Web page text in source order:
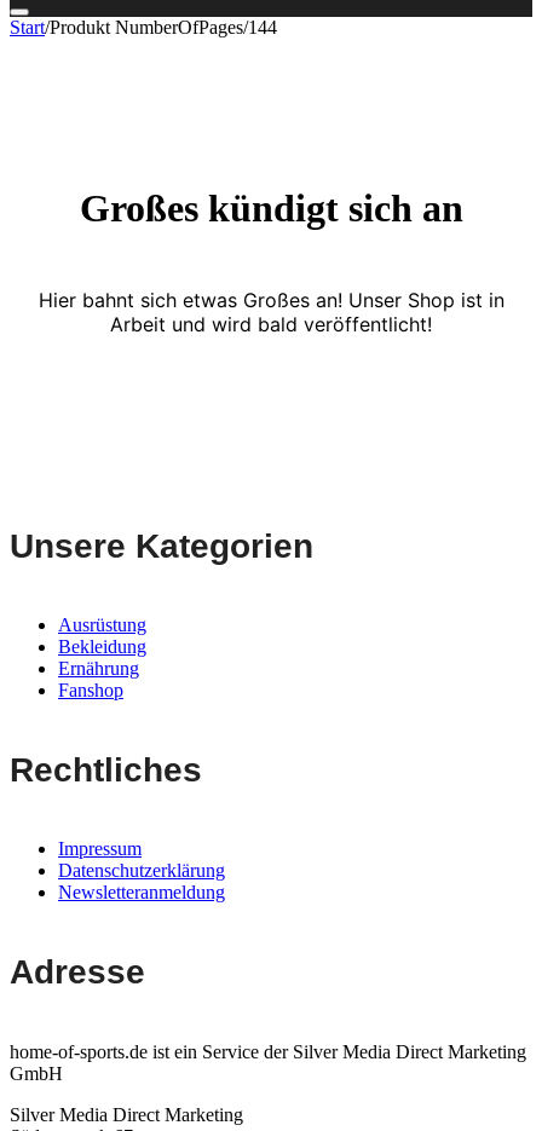
Start/Produkt NumberOfPages/144
Großes kündigt sich an
Hier bahnt sich etwas Großes an! Unser Shop ist in
Arbeit und wird bald veröffentlicht!
Unsere Kategorien
Ausrüstung
Bekleidung
Ernährung
Fanshop
Rechtliches
Impressum
Datenschutzerklärung
Newsletteranmeldung
Adresse
home-of-sports.de ist ein Service der Silver Media Direct Marketing
GmbH
Silver Media Direct Marketing